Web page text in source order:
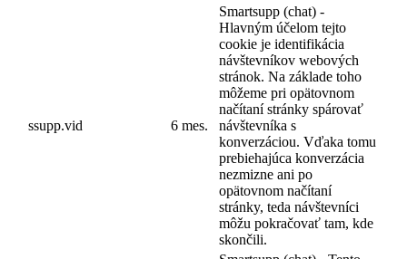
ssupp.vid 6 mes.
Smartsupp (chat) -
Hlavným účelom tejto
cookie je identifikácia
návštevníkov webových
stránok. Na základe toho
môžeme pri opätovnom
načítaní stránky spárovať
návštevníka s
konverzáciou. Vďaka tomu
prebiehajúca konverzácia
nezmizne ani po
opätovnom načítaní
stránky, teda návštevníci
môžu pokračovať tam, kde
skončili.